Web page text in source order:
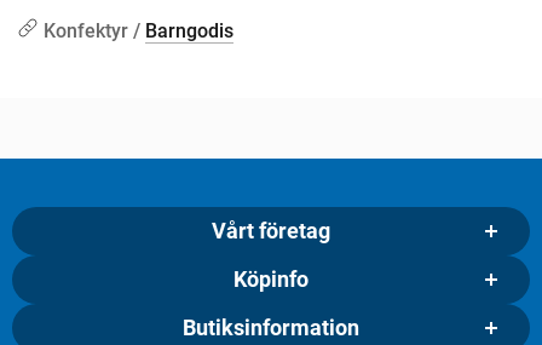
Konfektyr / Barngodis
Vårt företag
Köpinfo
Butiksinformation